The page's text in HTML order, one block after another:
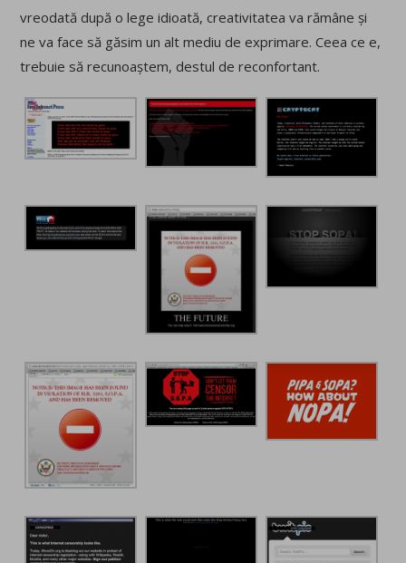
vreodată după o lege idioată, creativitatea va rămâne și
ne va face să găsim un alt mediu de exprimare. Ceea ce e,
trebuie să recunoaștem, destul de reconfortant.